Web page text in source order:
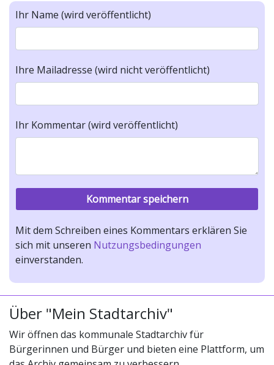
Ihr Name (wird veröffentlicht)
Ihre Mailadresse (wird nicht veröffentlicht)
Ihr Kommentar (wird veröffentlicht)
Mit dem Schreiben eines Kommentars erklären Sie
sich mit unseren Nutzungsbedingungen
einverstanden.
Über "Mein Stadtarchiv"
Wir öffnen das kommunale Stadtarchiv für
Bürgerinnen und Bürger und bieten eine Plattform, um